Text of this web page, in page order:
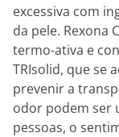
excessiva com
da pele. Rexona
termo-ativa e
TRIsolid, que se
prevenir a
odor podem ser
pessoas, o